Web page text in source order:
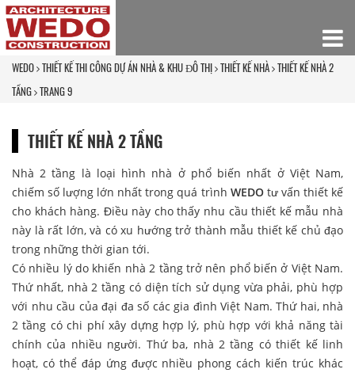
WEDO THIẾT KẾ THI CÔNG DỰ ÁN NHÀ & KHU ĐÔ THỊ THIẾT KẾ NHÀ THIẾT KẾ NHÀ 2
TẦNG TRANG 9
THIẾT KẾ NHÀ 2 TẦNG
Nhà 2 tầng là loại hình nhà ở phổ biến nhất ở Việt Nam,
chiếm số lượng lớn nhất trong quá trình WEDOtư vấn thiết kế
cho khách hàng. Điều này cho thấy nhu cầu thiết kế mẫu nhà
này là rất lớn, và có xu hướng trở thành mẫu thiết kế chủ đạo
trong những thời gian tới.
Có nhiều lý do khiến nhà 2 tầng trở nên phổ biến ở Việt Nam.
Thứ nhất, nhà 2 tầng có diện tích sử dụng vừa phải, phù hợp
với nhu cầu của đại đa số các gia đình Việt Nam. Thứ hai, nhà
2 tầng có chi phí xây dựng hợp lý, phù hợp với khả năng tài
chính của nhiều người. Thứ ba, nhà 2 tầng có thiết kế linh
hoạt, có thể đáp ứng được nhiều phong cách kiến trúc khác